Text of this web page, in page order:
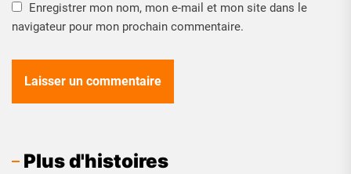
Enregistrer mon nom, mon e-mail et mon site dans le
navigateur pour mon prochain commentaire.
Plus d'histoires